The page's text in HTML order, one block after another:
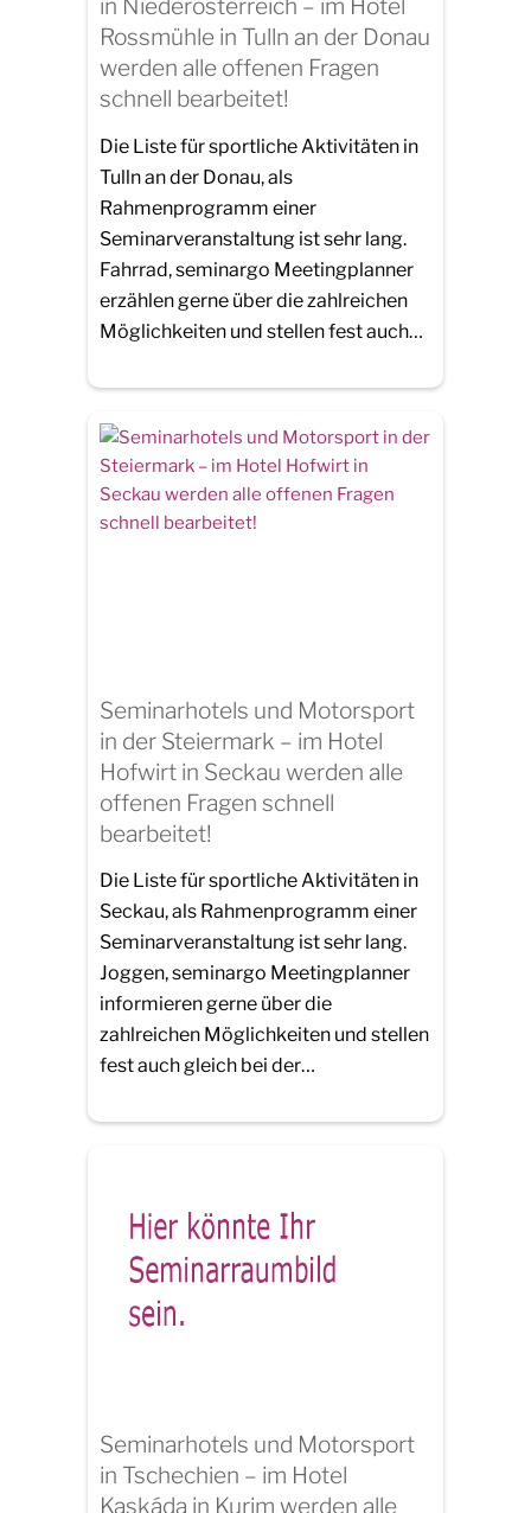
in Niederösterreich – im Hotel
Rossmühle in Tulln an der Donau
werden alle offenen Fragen
schnell bearbeitet!
Die Liste für sportliche Aktivitäten in
Tulln an der Donau, als
Rahmenprogramm einer
Seminarveranstaltung ist sehr lang.
Fahrrad, seminargo Meetingplanner
erzählen gerne über die zahlreichen
Möglichkeiten und stellen fest auch…
Seminarhotels und Motorsport
in der Steiermark – im Hotel
Hofwirt in Seckau werden alle
offenen Fragen schnell
bearbeitet!
Die Liste für sportliche Aktivitäten in
Seckau, als Rahmenprogramm einer
Seminarveranstaltung ist sehr lang.
Joggen, seminargo Meetingplanner
informieren gerne über die
zahlreichen Möglichkeiten und stellen
fest auch gleich bei der…
Seminarhotels und Motorsport
in Tschechien – im Hotel
Kaskáda in Kurim werden alle